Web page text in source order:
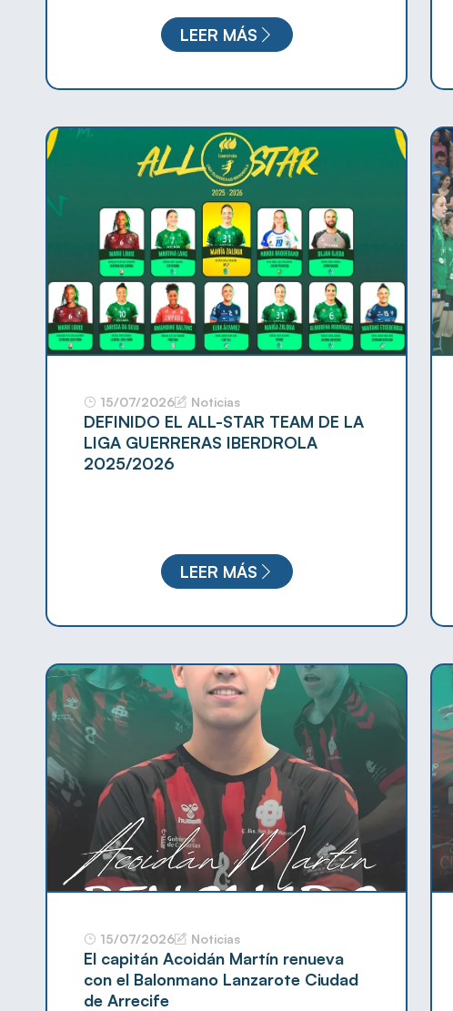
LEER MÁS
15/07/2026 Noticias
DEFINIDO EL ALL-STAR TEAM DE LA
LIGA GUERRERAS IBERDROLA
2025/2026
LEER MÁS
15/07/2026 Noticias
El capitán Acoidán Martín renueva
con el Balonmano Lanzarote Ciudad
de Arrecife